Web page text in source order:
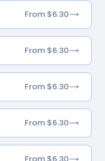
From $6.30
From $6.30
From $6.30
From $6.30